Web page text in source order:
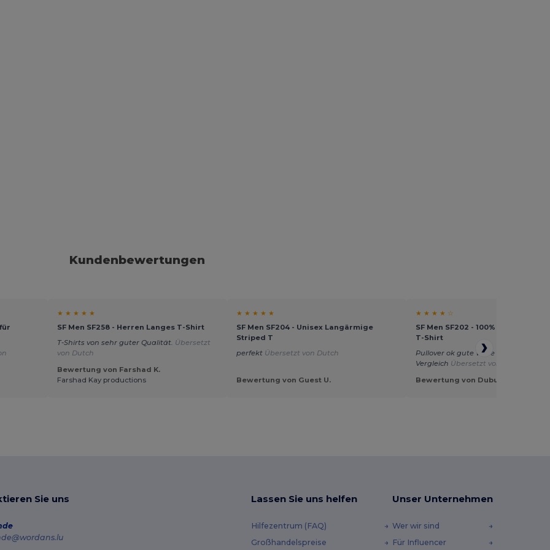
Kundenbewertungen
★ ★ ★ ★ ★
SF Men SF258 - Herren Langes T-Shirt
T-Shirts von sehr guter Qualität. Übersetzt
von Dutch
Bewertung von Farshad K.
Farshad Kay productions
★ ★ ★ ★ ★
SF Men SF204 - Unisex Langärmige
Striped T
perfekt Übersetzt von Dutch
Bewertung von Guest U.
★ ★ ★ ★ ☆
SF Men SF202 - 100% Baumwoll-
T-Shirt
Pullover ok gute Ware im Preis-
Vergleich Übersetzt von Français
Bewertung von Dubuis E.
Sie uns Lassen Sie uns helfen
Hilfezentrum (FAQ)
Großhandelspreise
Unser Unternehmen
Wer wir sind
Für Influencer